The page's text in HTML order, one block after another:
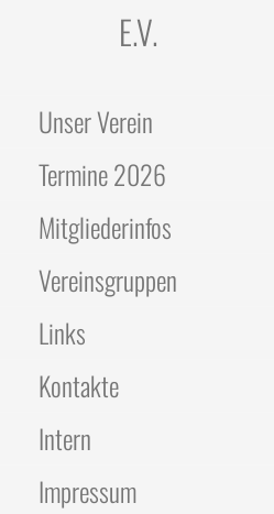
E.V.
Unser Verein
Termine 2026
Mitgliederinfos
Vereinsgruppen
Links
Kontakte
Intern
Impressum